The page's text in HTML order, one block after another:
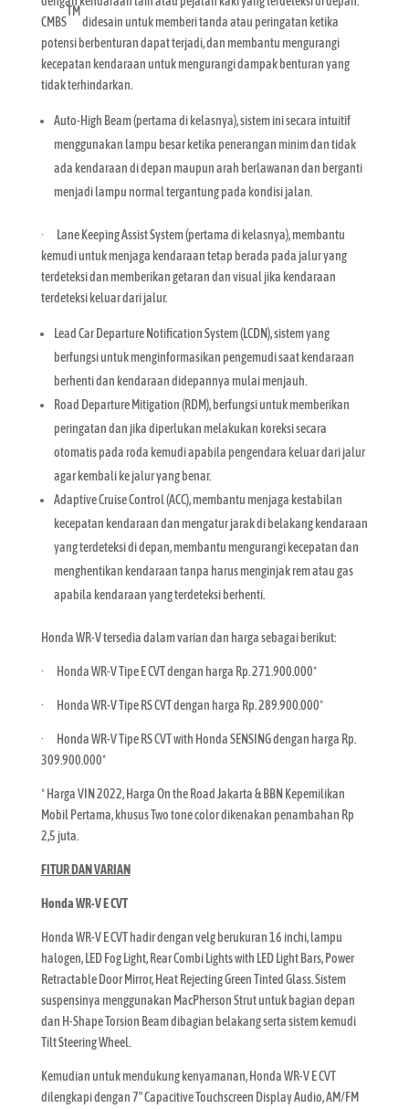
CMBS
TM
didesain untuk memberi tanda atau peringatan ketika
potensi berbenturan dapat terjadi, dan membantu mengurangi
kecepatan kendaraan untuk mengurangi dampak benturan yang
tidak terhindarkan.
Auto-High Beam (pertama di kelasnya), sistem ini secara intuitif
menggunakan lampu besar ketika penerangan minim dan tidak
ada kendaraan di depan maupun arah berlawanan dan berganti
menjadi lampu normal tergantung pada kondisi jalan.
· Lane Keeping Assist System (pertama di kelasnya), membantu
kemudi untuk menjaga kendaraan tetap berada pada jalur yang
terdeteksi dan memberikan getaran dan visual jika kendaraan
terdeteksi keluar dari jalur.
Lead Car Departure Notification System (LCDN), sistem yang
berfungsi untuk menginformasikan pengemudi saat kendaraan
berhenti dan kendaraan didepannya mulai menjauh.
Road Departure Mitigation (RDM), berfungsi untuk memberikan
peringatan dan jika diperlukan melakukan koreksi secara
otomatis pada roda kemudi apabila pengendara keluar dari jalur
agar kembali ke jalur yang benar.
Adaptive Cruise Control (ACC), membantu menjaga kestabilan
kecepatan kendaraan dan mengatur jarak di belakang kendaraan
yang terdeteksi di depan, membantu mengurangi kecepatan dan
menghentikan kendaraan tanpa harus menginjak rem atau gas
apabila kendaraan yang terdeteksi berhenti.
Honda WR-V tersedia dalam varian dan harga sebagai berikut:
· Honda WR-V Tipe E CVT dengan harga Rp. 271.900.000*
· Honda WR-V Tipe RS CVT dengan harga Rp. 289.900.000*
· Honda WR-V Tipe RS CVT with Honda SENSING dengan harga Rp.
309.900.000*
* Harga VIN 2022, Harga On the Road Jakarta & BBN Kepemilikan
Mobil Pertama, khusus Two tone color dikenakan penambahan Rp
2,5 juta.
FITUR DAN VARIAN
Honda WR-V E CVT
Honda WR-V E CVT hadir dengan velg berukuran 16 inchi, lampu
halogen, LED Fog Light, Rear Combi Lights with LED Light Bars, Power
Retractable Door Mirror, Heat Rejecting Green Tinted Glass. Sistem
suspensinya menggunakan MacPherson Strut untuk bagian depan
dan H-Shape Torsion Beam dibagian belakang serta sistem kemudi
Tilt Steering Wheel.
Kemudian untuk mendukung kenyamanan, Honda WR-V E CVT
dilengkapi dengan 7″ Capacitive Touchscreen Display Audio, AM/FM